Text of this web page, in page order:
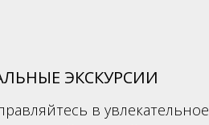
ЭКСКУРСИИ
в увлекательное